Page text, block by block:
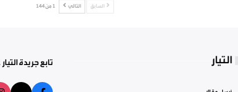
السابق التالي 1 من 144
التيار تابع جريدة